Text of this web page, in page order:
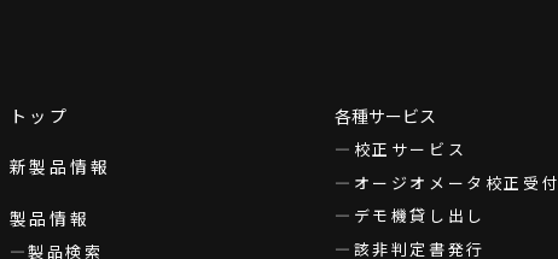
トップ
新製品情報
製品情報
製品検索
各種サービス
校正サービス
オージオメータ校正受付
デモ機貸し出し
該非判定書発行